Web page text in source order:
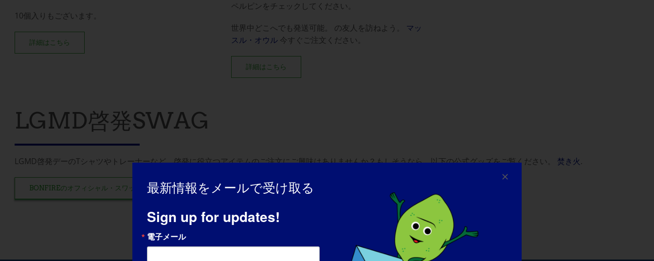
10個入りもございます。
詳細はこちら
ペルピンをチェックしてください。
世界中どこへでも発送可能。 の友人を訪ねよう。 マッ
スル・オウル 今すぐご注文ください。
詳細はこちら
LGMD啓発SWAG
LGMD啓発デーのTシャツやトレーナーなど、啓発に役立つアイテムのご注文にご興味はありませんか？もしそうなら、以下の公式グッズをご覧ください。 焚き火 .
BONFIREのオフィシャル・スワッグ・ショップへ最新情報をメールで受け取る
Sign up for updates!
電子メール